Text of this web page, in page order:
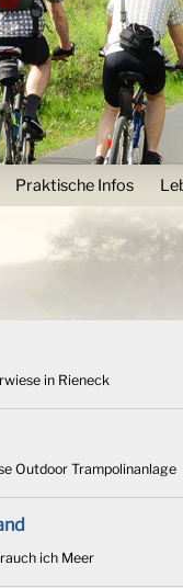
Praktische Infos
in Rieneck
Outdoor Trampolinanlage
ich Meer